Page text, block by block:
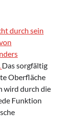
durch sein
Das sorgfältig
Oberfläche
wird durch die
Funktion